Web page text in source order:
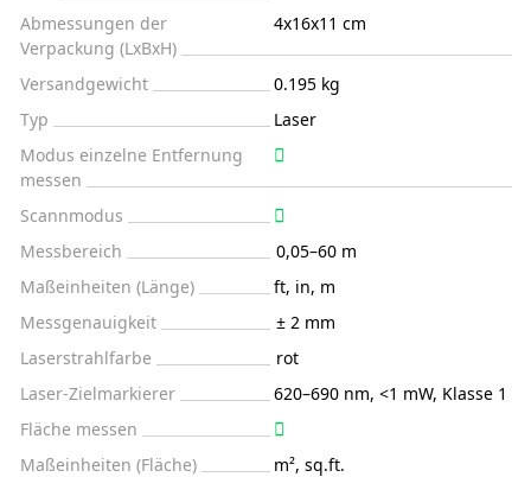
Abmessungen der
Verpackung (LxBxH)
4x16x11 cm
Versandgewicht
0.195 kg
Typ
Laser
Modus einzelne Entfernung
messen
Scannmodus
Messbereich
0,05–60 m
Maßeinheiten (Länge)
ft, in, m
Messgenauigkeit
± 2 mm
Laserstrahlfarbe
rot
Laser-Zielmarkierer
620–690 nm, <1 mW, Klasse 1
Fläche messen
Maßeinheiten (Fläche)
m², sq.ft.